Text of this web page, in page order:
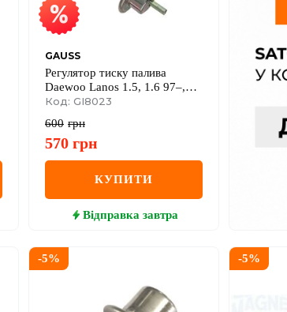
GAUSS
Регулятор тиску палива
Daewoo Lanos 1.5, 1.6 97–,
Nexia 1.5 95–
Код: GI8023
600 грн
570 грн
КУПИТИ
Відправка завтра
-5% -5%